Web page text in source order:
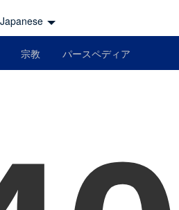
Japanese
宗教 パースペディア